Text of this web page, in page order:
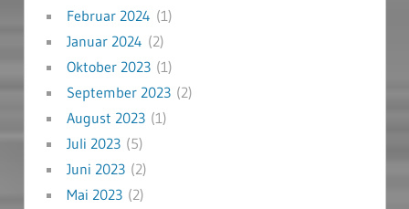
Februar 2024 (1)
Januar 2024 (2)
Oktober 2023(1)
September 2023(2)
August 2023(1)
Juli 2023(5)
Juni 2023(2)
Mai 2023(2)